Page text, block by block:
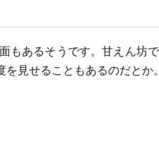
もあるそうです。甘えん坊
を見せることもあるのだとか